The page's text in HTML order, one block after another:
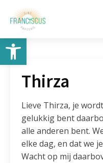
Toolbar openen
Thirza
Lieve Thirza, je
gelukkig bent
alle anderen bent.
elke dag, en dat we
Wacht op mij